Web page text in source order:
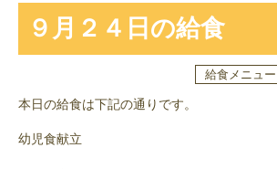
９月２４日の給食
給食メニュー
本日の給食は下記の通りです。
幼児食献立